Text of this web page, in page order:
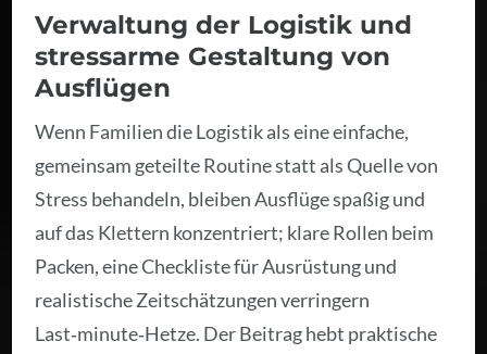
Verwaltung der Logistik und
stressarme Gestaltung von
Ausflügen
Wenn Familien die Logistik als eine einfache,
gemeinsam geteilte Routine statt als Quelle von
Stress behandeln, bleiben Ausflüge spaßig und
auf das Klettern konzentriert; klare Rollen beim
Packen, eine Checkliste für Ausrüstung und
realistische Zeitschätzungen verringern
Last‑minute‑Hetze. Der Beitrag hebt praktische